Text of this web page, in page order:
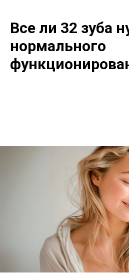
Все ли 32 зуба
нормального